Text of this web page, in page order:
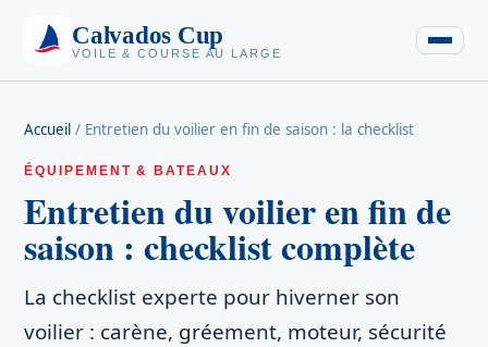
Calvados Cup
VOILE & COURSE AU LARGE
Accueil / Entretien du voilier en fin de saison : la checklist
ÉQUIPEMENT & BATEAUX
Entretien du voilier en fin de
saison : checklist complète
La checklist experte pour hiverner son
voilier : carène, gréement, moteur, sécurité